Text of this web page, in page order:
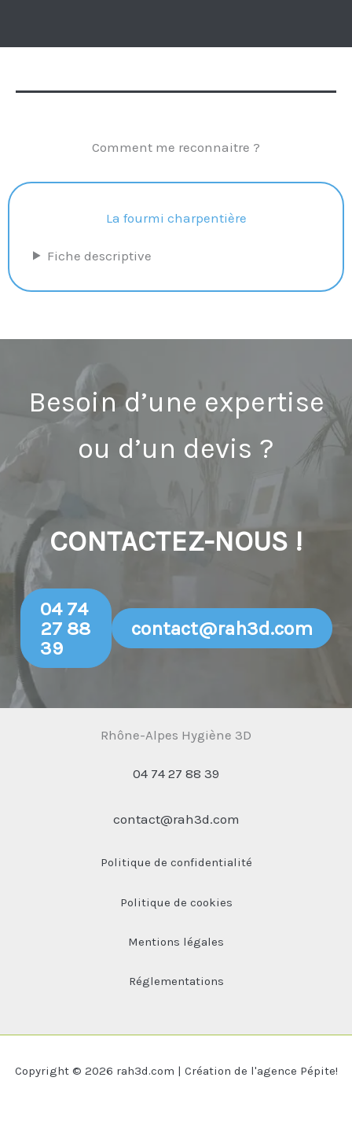
Comment me reconnaitre ?
La fourmi charpentière
Fiche descriptive
Besoin d’une expertise
ou d’un devis ?
CONTACTEZ-NOUS !
04 74
27 88
39
contact@rah3d.com
Rhône-Alpes Hygiène 3D
04 74 27 88 39
contact@rah3d.com
Politique de confidentialité
Politique de cookies
Mentions légales
Réglementations
Copyright © 2026 rah3d.com | Création de l'agence Pépite!